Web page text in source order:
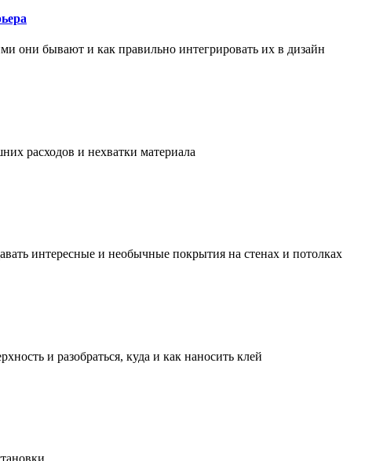
они бывают и как правильно интегрировать их в дизайн
расходов и нехватки материала
интересные и необычные покрытия на стенах и потолках
и разобраться, куда и как наносить клей